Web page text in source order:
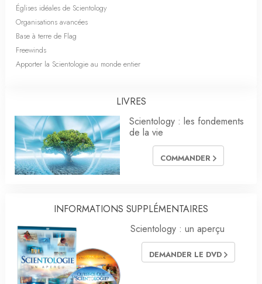
Églises idéales de Scientology
Organisations avancées
Base à terre de Flag
Freewinds
Apporter la Scientologie au monde entier
LIVRES
Scientology : les fondements
de la vie
COMMANDER
INFORMATIONS SUPPLÉMENTAIRES
Scientology : un aperçu
DEMANDER LE DVD